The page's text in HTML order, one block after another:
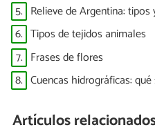
5. Relieve de Argentina: tipos
6. Tipos de tejidos animales
7. Frases de flores
8. Cuencas hidrográficas:
Artículos